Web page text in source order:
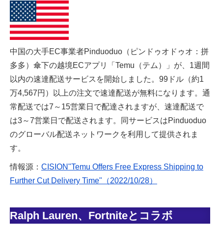
中国の大手EC事業者Pinduoduo（ピンドゥオドゥオ：拼
多多）傘下の越境ECアプリ「Temu（テム）」が、1週間
以内の速達配送サービスを開始しました。99ドル（約1
万4,567円）以上の注文で速達配送が無料になります。通
常配送では7～15営業日で配達されますが、速達配送で
は3～7営業日で配送されます。同サービスはPinduoduo
のグローバル配送ネットワークを利用して提供されま
す。
情報源： CISION"Temu Offers Free Express Shipping to
Further Cut Delivery Time"（2022/10/28）
Ralph Lauren、Fortniteとコラボ